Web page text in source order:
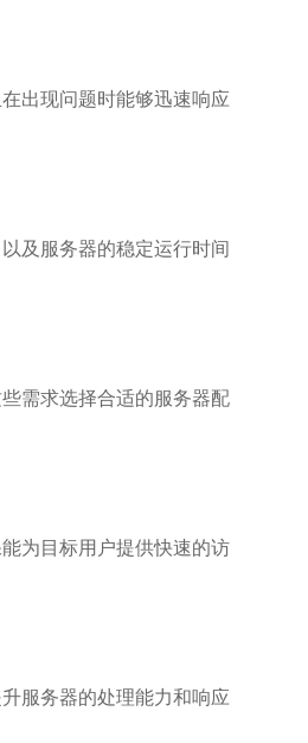
出现问题时能够迅速响应
及服务器的稳定运行时间
需求选择合适的服务器配
为目标用户提供快速的访
服务器的处理能力和响应